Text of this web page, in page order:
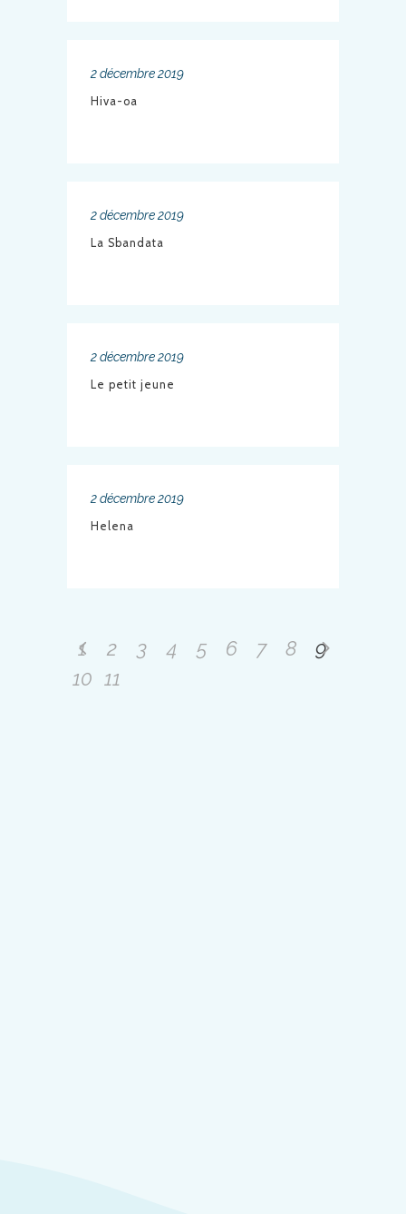
2 décembre 2019
Hiva-oa
2 décembre 2019
La Sbandata
2 décembre 2019
Le petit jeune
2 décembre 2019
Helena
1 2 3 4 5 6 7 8
9
10 11